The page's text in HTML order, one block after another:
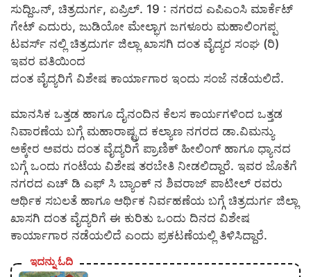
ಸುದ್ದಿಒನ್, ಚಿತ್ರದುರ್ಗ, ಏಪ್ರಿಲ್. 19 : ನಗರದ ಎಪಿಎಂಸಿ ಮಾರ್ಕೆಟ್
ಗೇಟ್ ಎದುರು, ಜುಡಿಯೋ ಮೇಲ್ಭಾಗ ಜಗಳೂರು ಮಹಾಲಿಂಗಪ್ಪ
ಟವರ್ಸ್ ನಲ್ಲಿ ಚಿತ್ರದುರ್ಗ ಜಿಲ್ಲಾ ಖಾಸಗಿ ದಂತ ವೈದ್ಯರ ಸಂಘ (ರಿ)
ಇವರ ವತಿಯಿಂದ
ದಂತ ವೈದ್ಯರಿಗೆ ವಿಶೇಷ ಕಾರ್ಯಾಗಾರ ಇಂದು ಸಂಜೆ ನಡೆಯಲಿದೆ.
ಮಾನಸಿಕ ಒತ್ತಡ ಹಾಗೂ ದೈನಂದಿನ ಕೆಲಸ ಕಾರ್ಯಗಳಿಂದ ಒತ್ತಡ
ನಿವಾರಣೆಯ ಬಗ್ಗೆ ಮಹಾರಾಷ್ಟ್ರದ ಕಲ್ಯಾಣ ನಗರದ ಡಾ.ವಿಮನ್ಯು
ಅಕ್ಕೇರ ಅವರು ದಂತ ವೈದ್ಯರಿಗೆ ಪ್ರಾಣಿಕ್ ಹೀಲಿಂಗ್ ಹಾಗೂ ಧ್ಯಾನದ
ಬಗ್ಗೆ ಒಂದು ಗಂಟೆಯ ವಿಶೇಷ ತರಬೇತಿ ನೀಡಲಿದ್ದಾರೆ. ಇವರ ಜೊತೆಗೆ
ನಗರದ ಎಚ್ ಡಿ ಎಫ್ ಸಿ ಬ್ಯಾಂಕ್ ನ ಶಿವರಾಜ್ ಪಾಟೀಲ್ ರವರು
ಆರ್ಥಿಕ ಸಬಲತೆ ಹಾಗೂ ಆರ್ಥಿಕ ನಿರ್ವಹಣೆಯ ಬಗ್ಗೆ ಚಿತ್ರದುರ್ಗ ಜಿಲ್ಲಾ
ಖಾಸಗಿ ದಂತ ವೈದ್ಯರಿಗೆ ಈ ಕುರಿತು ಒಂದು ದಿನದ ವಿಶೇಷ
ಕಾರ್ಯಾಗಾರ ನಡೆಯಲಿದೆ ಎಂದು ಪ್ರಕಟಣೆಯಲ್ಲಿ ತಿಳಿಸಿದ್ದಾರೆ.
ಇದನ್ನು ಓದಿ